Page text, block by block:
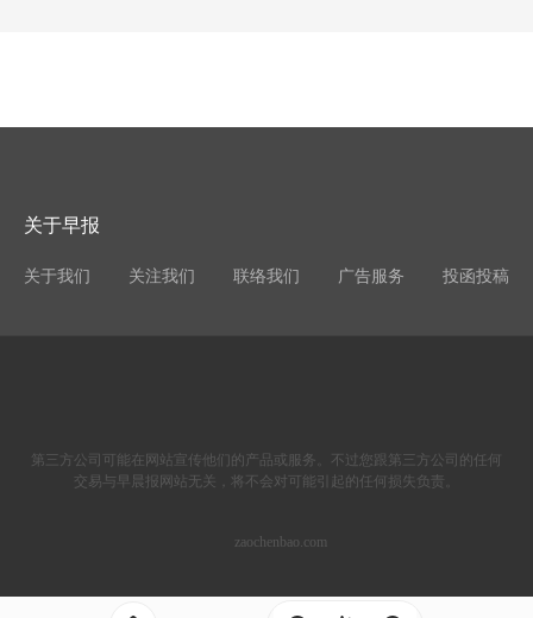
关于早报
关于我们 关注我们 联络我们 广告服务 投函投稿
第三方公司可能在网站宣传他们的产品或服务。不过您跟第三方公司的任何
交易与早晨报网站无关，将不会对可能引起的任何损失负责。
zaochenbao.com